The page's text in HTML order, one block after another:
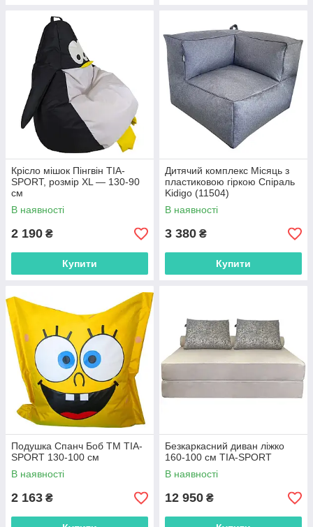
Крісло мішок Пінгвін TIA-
SPORT, розмір XL — 130-90
см
В наявності
2 190 ₴
Купити
Дитячий комплекс Місяць з
пластиковою гіркою Спіраль
Kidigo (11504)
В наявності
3 380 ₴
Купити
Подушка Спанч Боб ТМ TIA-
SPORT 130-100 см
В наявності
2 163 ₴
Безкаркасний диван ліжко
160-100 см TIA-SPORT
В наявності
12 950 ₴